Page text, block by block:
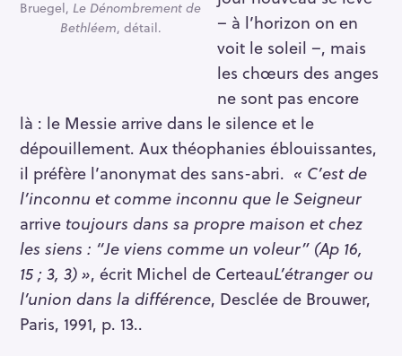
Bruegel, Le Dénombrement de
Bethléem, détail.
– à l’horizon on en
voit le soleil –, mais
les chœurs des anges
ne sont pas encore
là : le Messie arrive dans le silence et le
dépouillement. Aux théophanies éblouissantes,
il préfère l’anonymat des sans-abri. « C’est de
l’inconnu et comme inconnu que le Seigneur
arrive toujours dans sa propre maison et chez
les siens : “Je viens comme un voleur” (Ap 16,
15 ; 3, 3) », écrit Michel de CerteauL’étranger ou
l’union dans la différence, Desclée de Brouwer,
Paris, 1991, p. 13..